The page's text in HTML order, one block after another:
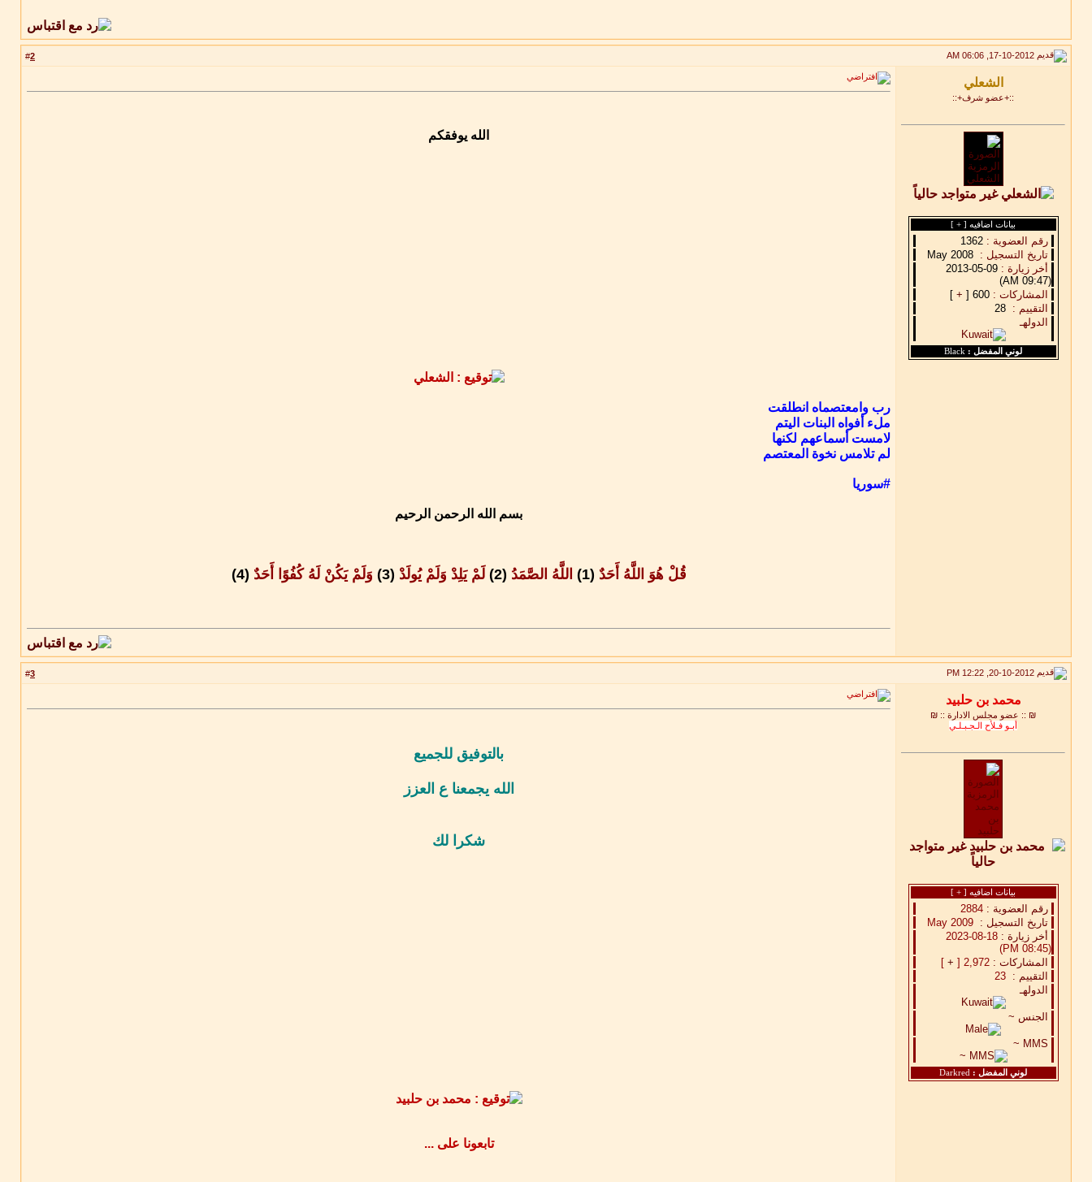
2
::+عضو شرف+::
بيانات اضافيه [ +
]
رقم العضوية : 1362
تاريخ التسجيل :May 2008
أخر زيارة :
09-05-2013
(09:47 AM)
المشاركات : 600 [
+
]
التقييم :28
الدولهـ
لوني المفضل : Black
الله يوفقكم
رب وامعتصماه انطلقت
ملء أفواه البنات اليتم
لامست أسماعهم لكنها
لم تلامس نخوة المعتصم
#سوريا
بسم الله الرحمن الرحيم
قُلْ هُوَ اللَّهُ أَحَدٌ (1) اللَّهُ الصَّمَدُ (2) لَمْ يَلِدْ وَلَمْ يُولَدْ (3) وَلَمْ يَكُنْ لَهُ كُفُوًا أَحَدٌ (4)
3
₪ :: عضو مجلس الادارة :: ₪
أبـو فـلأح الـجـبـلـي
بيانات اضافيه [ +
]
رقم العضوية : 2884
تاريخ التسجيل :May 2009
أخر زيارة :
18-08-2023
(08:45 PM)
المشاركات : 2,972 [
+
]
التقييم :23
الدولهـ
الجنس ~
لوني المفضل : Darkred
بالتوفيق للجميع
الله يجمعنا ع العزز
شكرا لك
تابعونا على ...